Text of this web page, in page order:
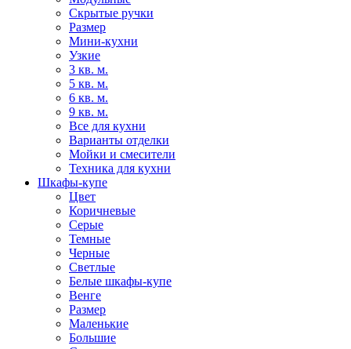
Скрытые ручки
Размер
Мини-кухни
Узкие
3 кв. м.
5 кв. м.
6 кв. м.
9 кв. м.
Все для кухни
Варианты отделки
Мойки и смесители
Техника для кухни
Шкафы-купе
Цвет
Коричневые
Серые
Темные
Черные
Светлые
Белые шкафы-купе
Венге
Размер
Маленькие
Большие